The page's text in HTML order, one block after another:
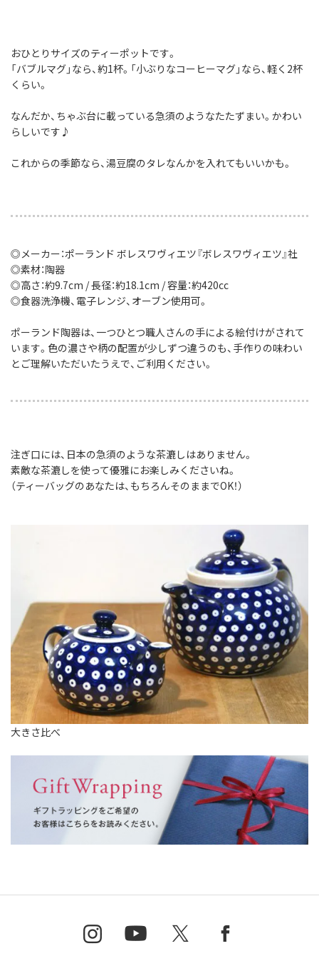
おひとりサイズのティーポットです。
「バブルマグ」なら、約1杯。「小ぶりなコーヒーマグ」なら、軽く2杯
くらい。
なんだか、ちゃぶ台に載っている急須のようなたたずまい。かわい
らしいです♪
これからの季節なら、湯豆腐のタレなんかを入れてもいいかも。
◎メーカー：ポーランド ボレスワヴィエツ『ボレスワヴィエツ』社
◎素材：陶器
◎高さ：約9.7cm / 長径：約18.1cm / 容量：約420cc
◎食器洗浄機、電子レンジ、オーブン使用可。
ポーランド陶器は、一つひとつ職人さんの手による絵付けがされて
います。色の濃さや柄の配置が少しずつ違うのも、手作りの味わい
とご理解いただいたうえで、ご利用ください。
注ぎ口には、日本の急須のような茶漉しはありません。
素敵な茶漉しを使って優雅にお楽しみくださいね。
（ティーバッグのあなたは、もちろんそのままでOK！）
大きさ比べ